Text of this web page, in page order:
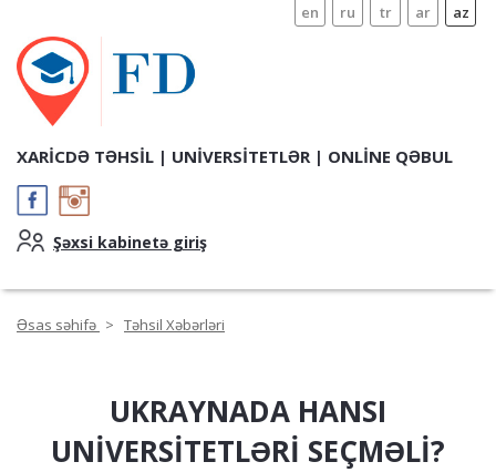
en ru tr ar az
XARICDƏ TƏHSIL | UNIVERSITETLƏR | ONLİNE QƏBUL
Şəxsi kabinetə giriş
Əsas səhifə > Təhsil Xəbərləri
UKRAYNADA HANSI
UNIVERSITETLƏRI SEÇMƏLI?